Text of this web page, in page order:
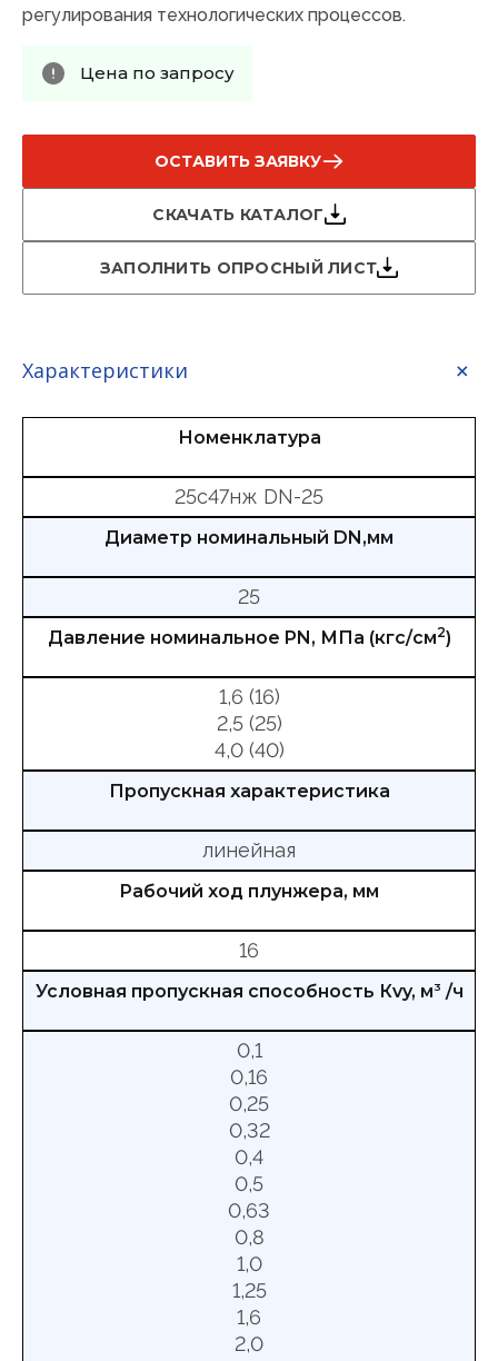
регулирования технологических процессов.
Цена по запросу
ОСТАВИТЬ ЗАЯВКУ
СКАЧАТЬ КАТАЛОГ
ЗАПОЛНИТЬ ОПРОСНЫЙ ЛИСТ
Характеристики
Номенклатура
25с47нж DN-25
Диаметр номинальный DN,мм
25
Давление номинальное PN, МПа (кгс/см2)
1,6 (16)
2,5 (25)
4,0 (40)
Пропускная характеристика
линейная
Рабочий ход плунжера, мм
16
Условная пропускная способность Кvy, м3 /ч
0,1
0,16
0,25
0,32
0,4
0,5
0,63
0,8
1,0
1,25
1,6
2,0